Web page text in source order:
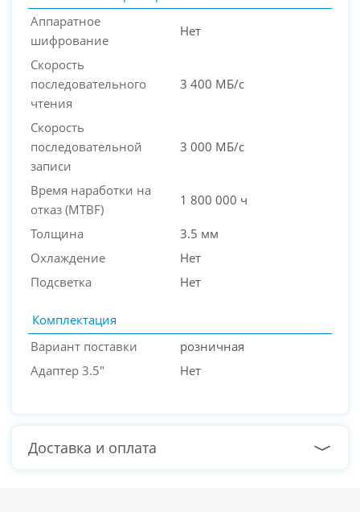
Аппаратное
шифрование
Нет
Скорость
последовательного
чтения
3 400 МБ/с
Скорость
последовательной
записи
3 000 МБ/с
Время наработки на
отказ (МТBF)
1 800 000 ч
Толщина
3.5 мм
Охлаждение
Нет
Подсветка
Нет
Комплектация
Вариант поставки
розничная
Адаптер 3.5"
Нет
Доставка и оплата